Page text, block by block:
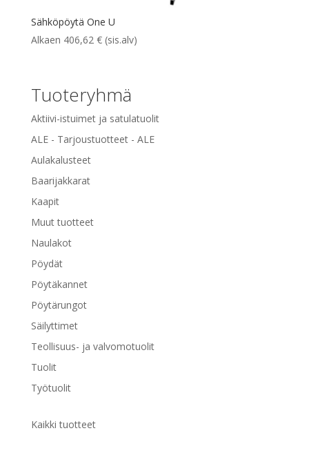
Sähköpöytä One U
Alkaen 406,62 €(sis.alv)
Tuoteryhmä
Aktiivi-istuimet ja satulatuolit
ALE - Tarjoustuotteet - ALE
Aulakalusteet
Baarijakkarat
Kaapit
Muut tuotteet
Naulakot
Pöydät
Pöytäkannet
Pöytärungot
Säilyttimet
Teollisuus- ja valvomotuolit
Tuolit
Työtuolit
Kaikki tuotteet